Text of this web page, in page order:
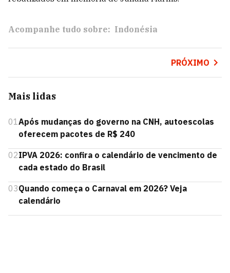
Acompanhe tudo sobre: Indonésia
PRÓXIMO
Mais lidas
01Após mudanças do governo na CNH, autoescolas
oferecem pacotes de R$ 240
02IPVA 2026: confira o calendário de vencimento de
cada estado do Brasil
03Quando começa o Carnaval em 2026? Veja
calendário